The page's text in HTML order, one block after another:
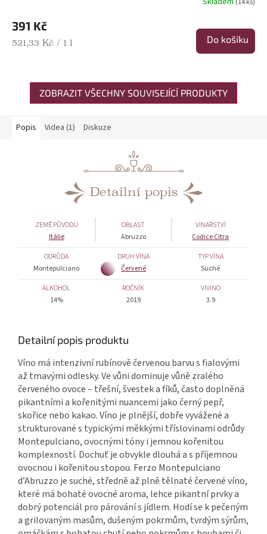
(14 ks)
391 Kč
Měrná cena:
521,33 Kč / 1 l Do košíku
ZOBRAZIT VŠECHNY SOUVISEJÍCÍ PRODUKTY
Popis Videa (1) Diskuze
Detailní popis
ZEMĚ PŮVODU
Itálie
OBLAST
Abruzzo
VINAŘSTVÍ
Codice Citra
ODRŮDA
Montepulciano
DRUH VÍNA
Červené
TYP VÍNA
Suché
ALKOHOL
14%
ROČNÍK
2019
VIVINO
3.9
Detailní popis produktu
Víno má intenzivní rubínově červenou barvu s fialovými
až tmavými odlesky. Ve vůnidominuje vůně zralého
červeného ovoce – třešní, švestek a fíků, často doplněná
pikantními a kořenitými nuancemi jako černý pepř,
skořice nebo kakao. Víno je plnější, dobře vyvážené a
strukturované s typickými měkkými tříslovinami odrůdy
Montepulciano, ovocnými tóny i jemnou kořenitou
komplexností. Dochuť je obvykle dlouhá a s příjemnou
ovocnou i kořenitou stopou. Ferzo Montepulciano
d’Abruzzo je suché, středně až plně tělnaté červené víno,
které má bohaté ovocné aroma, lehce pikantní prvky a
dobrý potenciál pro párování s jídlem. Hodí se k pečeným
a grilovaným masům, dušeným pokrmům, tvrdým sýrům,